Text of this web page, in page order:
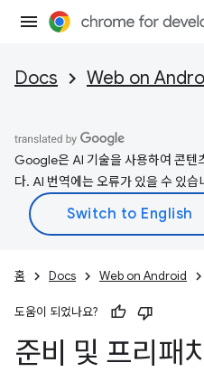
Docs Web on
Google은 AI 기술을 사용하여 콘텐
다. AI 번역에는 오류가 있을 수 있습
홈 Docs Web on Android
도움이 되었나요?
준비 및 프리패